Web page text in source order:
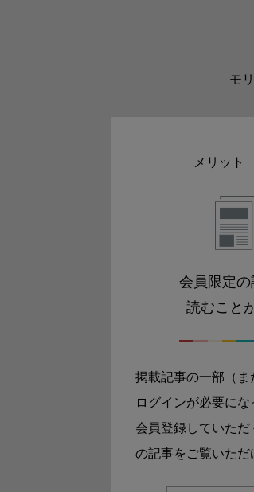
モ
メリット
会員限定の
読むこと
掲載記事の一部（ま
ログインが必要にな
会員登録していただ
の記事をご覧いただ